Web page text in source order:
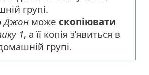
групі.
Джон може скопіювати
1, а її копія з’явиться в
групі.